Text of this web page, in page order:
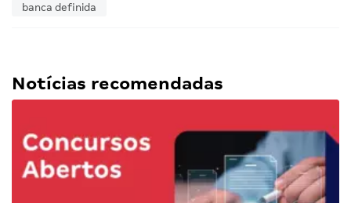
banca definida
Notícias recomendadas